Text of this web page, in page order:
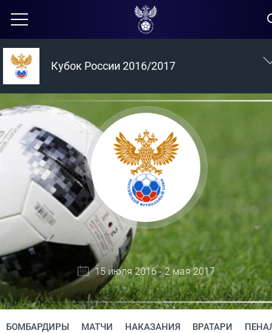
Кубок России 2016/2017
15 июля 2016 - 2 мая 2017
БОМБАРДИРЫ МАТЧИ НАКАЗАНИЯ ВРАТАРИ